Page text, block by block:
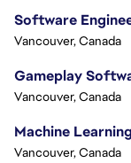
Software
Vancouver, Canada
Gameplay
Vancouver, Canada
Machine
Vancouver, Canada